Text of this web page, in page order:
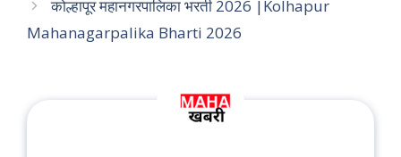
कोल्हापूर महानगरपालिका भरती 2026 |Kolhapur
Mahanagarpalika Bharti 2026